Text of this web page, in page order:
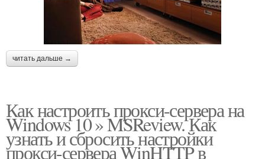
читать дальше →
Как настроить прокси-сервера на
Windows 10 » MSReview. Как
узнать и сбросить настройки
прокси-сервера WinHTTP в